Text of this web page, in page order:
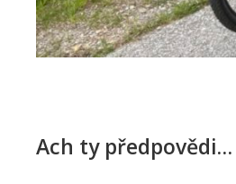
Ach ty předpovědi…